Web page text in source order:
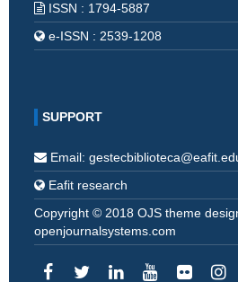
ISSN : 1794-5887
e-ISSN : 2539-1208
SUPPORT
Email:
Eafit research
Copyright © 2018 OJS theme
openjournalsystems.com